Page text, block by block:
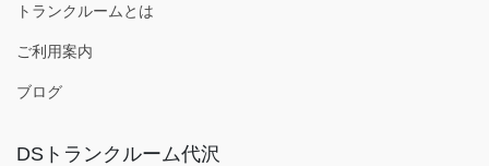
トランクルームとは
ご利用案内
ブログ
DSトランクルーム代沢